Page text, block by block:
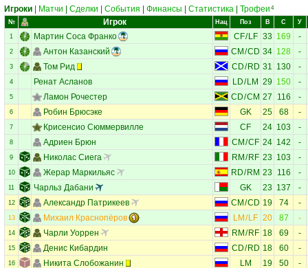
Игроки
Матчи Сделки События Финансы Статистика Трофеи 4
№ Игрок Нац Поз В С У
1 Мартин Соса Франко CF/LF 33 169 -
2 Антон Казанский CM /CD 34 128 -
3 Том Рид CD/RD 31 130 -
4 Ренат Асланов LD/ LM 29 150 -
5 Ламон Рочестер CD/CM 27 116 -
6 Робин Брюсэке GK 25 68 -
7 Крисенсио Сюммервилле CF 24 103 -
8 Адриен Брюн CM /CF 24 142 -
9 Николас Сиега RM / RF 23 103 -
10 Жерар Маркильяс RD/ RM 23 116 -
11 Чарльз Дабани GK 23 137 -
12 Александр Патрикеев CM /CD 19 74 -
13 Михаил Краснопёров LM / LF 20 87 -
14 Чарли Уоррен RM / RF 18 69 -
15 Денис Кибардин CD/RD 18 60 -
16 Никита Слобожанин LM 19 50 -